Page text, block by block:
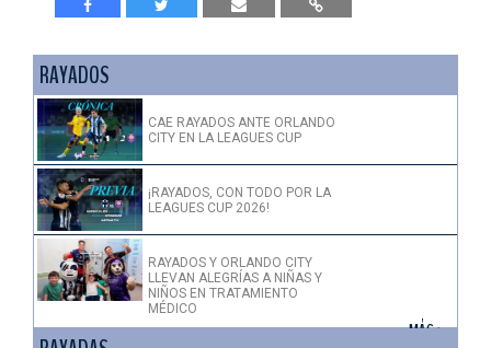
RAYADOS
CAE RAYADOS ANTE ORLANDO
CITY EN LA LEAGUES CUP
¡RAYADOS, CON TODO POR LA
LEAGUES CUP 2026!
RAYADOS Y ORLANDO CITY
LLEVAN ALEGRÍAS A NIÑAS Y
NIÑOS EN TRATAMIENTO
MÉDICO
+ MÁS >